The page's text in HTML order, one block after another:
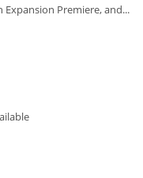
Premiere, and...